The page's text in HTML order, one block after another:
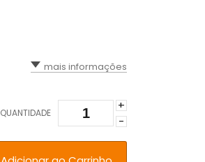
mais informações
QUANTIDADE
+
-